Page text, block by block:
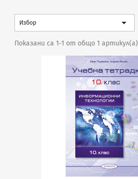
Избор 
Показани са 1-1 от общо 1 артикул(а)